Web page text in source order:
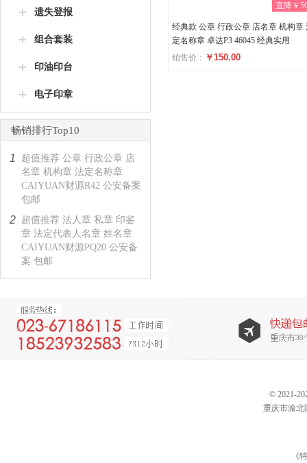
遗失登报
组合套装
印油印台
电子印章
畅销排行Top10
1
超值推荐 公章 行政公章 店
名章 机构章 法定名称章
CAIYUAN财源R42 公安备案
包邮
2 超值推荐 法人章 私章 印鉴
章 法定代表人名章 姓名章
CAIYUAN财源PQ20 公安备
案 包邮
直降￥
经典款 公章 行政公章 店名章 机构章
定名称章 卓达P3 46045 经典实用
销售价： ￥150.00
© 2021-
重庆市渝北
《